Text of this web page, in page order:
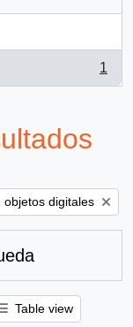
1
filter:
objetos digitales
Table view